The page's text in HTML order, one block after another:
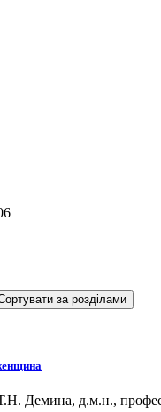
за розділами
Демина, д.м.н.,